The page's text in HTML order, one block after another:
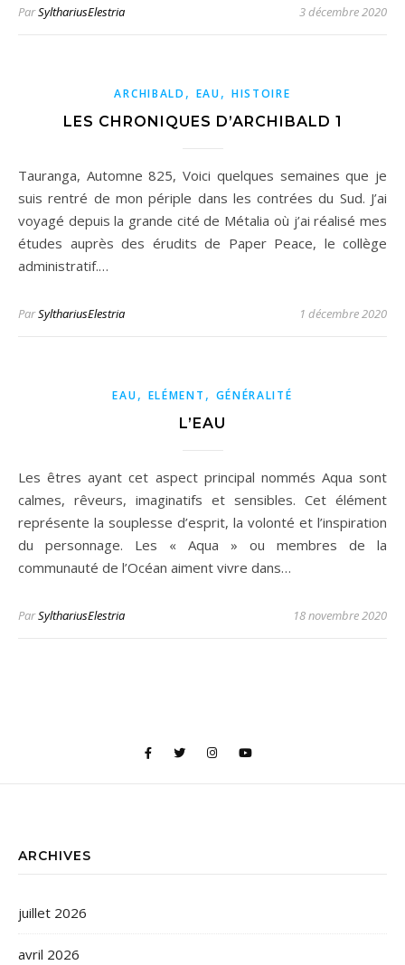
ParSylthariusElestria 3 décembre 2020
ARCHIBALD , EAU, HISTOIRE
LES CHRONIQUES D’ARCHIBALD 1
Tauranga, Automne 825, Voici quelques semaines que je
suis rentré de mon périple dans les contrées du Sud. J’ai
voyagé depuis la grande cité de Métalia où j’ai réalisé mes
études auprès des érudits de Paper Peace, le collège
administratif.…
ParSylthariusElestria 1 décembre 2020
EAU, ELÉMENT , GÉNÉRALITÉ
L’EAU
Les êtres ayant cet aspect principal nommés Aqua sont
calmes, rêveurs, imaginatifs et sensibles. Cet élément
représente la souplesse d’esprit, la volonté et l’inspiration
du personnage. Les « Aqua » ou membres de la
communauté de l’Océan aiment vivre dans…
ParSylthariusElestria 18 novembre 2020
ARCHIVES
juillet 2026
avril 2026